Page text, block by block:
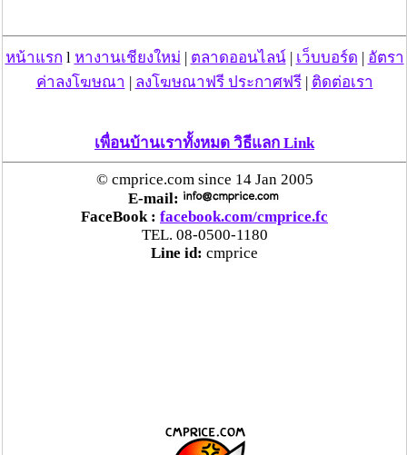
หน้าแรก l หางานเชียงใหม่ | ตลาดออนไลน์| เว็บบอร์ด | อัตรา
ค่าลงโฆษณา | ลงโฆษณาฟรี ประกาศฟรี| ติดต่อเรา
เพื่อนบ้านเราทั้งหมด วิธีแลก Link
© cmprice.com since 14 Jan 2005
E-mail:
FaceBook : facebook.com/cmprice.fc
TEL. 08-0500-1180
Line id: cmprice